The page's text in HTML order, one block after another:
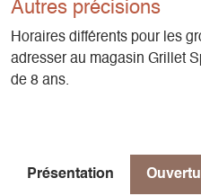
Autres précisions
Horaires différents pour les
adresser au magasin Grillet
de 8 ans.
Présentation